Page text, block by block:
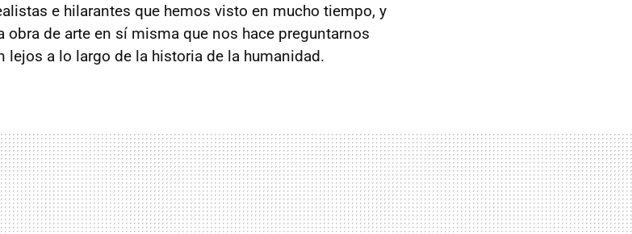
e hilarantes que hemos visto en mucho tiempo, y
obra de arte en sí misma que nos hace preguntarnos
lejos a lo largo de la historia de la humanidad.